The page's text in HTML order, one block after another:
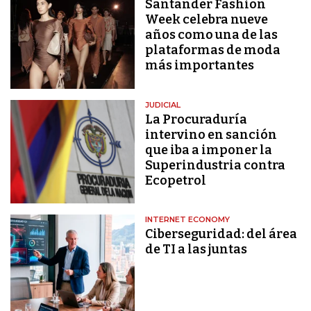
Santander Fashion
Week celebra nueve
años como una de las
plataformas de moda
más importantes
JUDICIAL
La Procuraduría
intervino en sanción
que iba a imponer la
Superindustria contra
Ecopetrol
INTERNET ECONOMY
Ciberseguridad: del área
de TI a las juntas